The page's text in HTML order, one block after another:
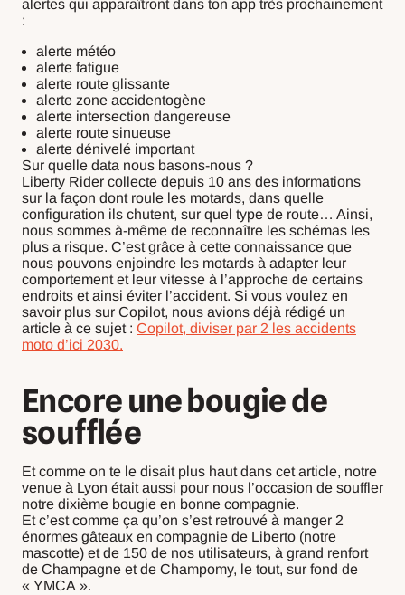
alertes qui apparaîtront dans ton app très prochainement
:
alerte météo
alerte fatigue
alerte route glissante
alerte zone accidentogène
alerte intersection dangereuse
alerte route sinueuse
alerte dénivelé important
Sur quelle data nous basons-nous ?
Liberty Rider collecte depuis 10 ans des informations
sur la façon dont roule les motards, dans quelle
configuration ils chutent, sur quel type de route… Ainsi,
nous sommes à-même de reconnaître les schémas les
plus a risque. C’est grâce à cette connaissance que
nous pouvons enjoindre les motards à adapter leur
comportement et leur vitesse à l’approche de certains
endroits et ainsi éviter l’accident. Si vous voulez en
savoir plus sur Copilot, nous avions déjà rédigé un
article à ce sujet : Copilot, diviser par 2 les accidents
moto d’ici 2030.
Encore une bougie de
soufflée
Et comme on te le disait plus haut dans cet article, notre
venue à Lyon était aussi pour nous l’occasion de souffler
notre dixième bougie en bonne compagnie.
Et c’est comme ça qu’on s’est retrouvé à manger 2
énormes gâteaux en compagnie de Liberto (notre
mascotte) et de 150 de nos utilisateurs, à grand renfort
de Champagne et de Champomy, le tout, sur fond de
« YMCA ».